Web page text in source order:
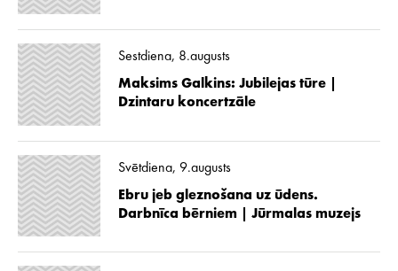
Sestdiena, 8.augusts
Maksims Galkins: Jubilejas tūre |
Dzintaru koncertzāle
Svētdiena, 9.augusts
Ebru jeb gleznošana uz ūdens.
Darbnīca bērniem | Jūrmalas muzejs